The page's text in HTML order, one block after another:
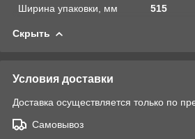
Ширина упаковки, мм
515
Скрыть
Условия доставки
Доставка осуществляется только по
Самовывоз